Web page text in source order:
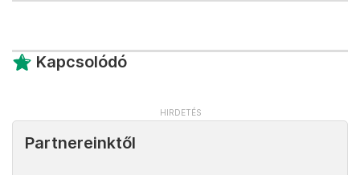
Kapcsolódó
Partnereinktől